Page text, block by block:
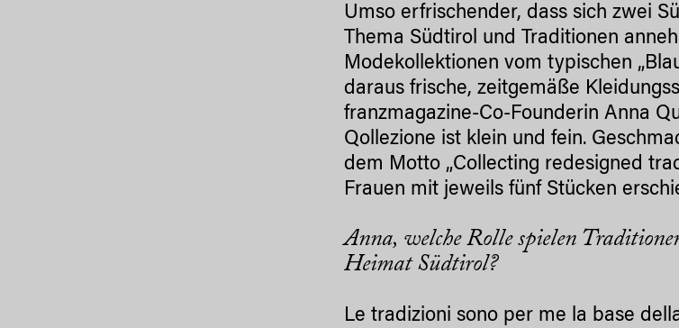
Umso erfrischender, dass sich zwei
Thema Südtirol und Traditionen
Modekollektionen vom typischen
daraus frische, zeitgemäße
franzmagazine-Co-Founderin Anna
Qollezione ist klein und fein.
dem Motto „Collecting redesigned
Frauen mit jeweils fünf Stücken
Anna, welche Rolle spielen
Heimat Südtirol?
Le tradizioni sono per me la base